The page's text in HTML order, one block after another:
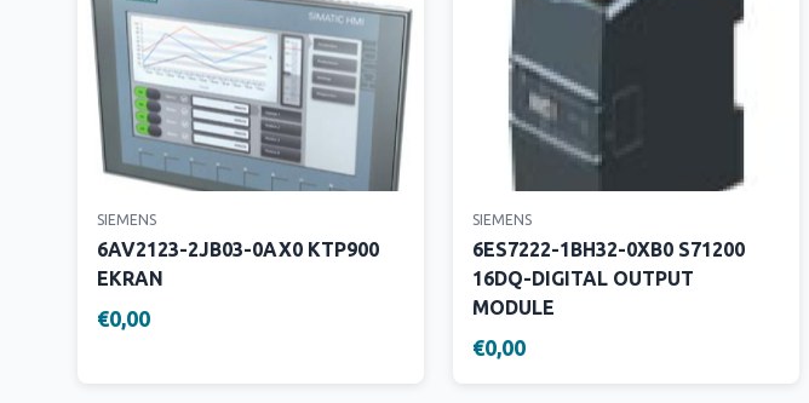
SIEMENS
6AV2123-2JB03-0AX0 KTP900
EKRAN
€0,00
SIEMENS
6ES7222-1BH32-0XB0 S71200
16DQ-DIGITAL OUTPUT
MODULE
€0,00